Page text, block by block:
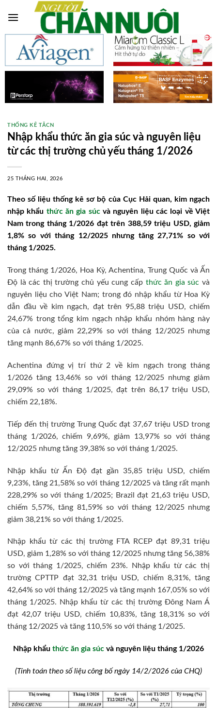
THỐNG KÊ TĂCN
Nhập khẩu thức ăn gia súc và nguyên liệu
từ các thị trường chủ yếu tháng 1/2026
25 THÁNG HAI, 2026
Theo số liệu thống kê sơ bộ của Cục Hải quan, kim ngạch
nhập khẩu thức ăn gia súcvà nguyên liệu các loại về Việt
Nam trong tháng 1/2026 đạt trên 388,59 triệu USD, giảm
1,8% so với tháng 12/2025 nhưng tăng 27,71% so với
tháng 1/2025.
Trong tháng 1/2026, Hoa Kỳ, Achentina, Trung Quốc và Ấn
Độ là các thị trường chủ yếu cung cấp thức ăn gia súc và
nguyên liệu cho Việt Nam; trong đó nhập khẩu từ Hoa Kỳ
dẫn đầu về kim ngạch, đạt trên 95,88 triệu USD, chiếm
24,67% trong tổng kim ngạch nhập khẩu nhóm hàng này
của cả nước, giảm 22,29% so với tháng 12/2025 nhưng
tăng mạnh 86,67% so với tháng 1/2025.
Achentina đứng vị trí thứ 2 về kim ngạch trong tháng
1/2026 tăng 13,46% so với tháng 12/2025 nhưng giảm
29,09% so với tháng 1/2025, đạt trên 86,17 triệu USD,
chiếm 22,18%.
Tiếp đến thị trường Trung Quốc đạt 37,67 triệu USD trong
tháng 1/2026, chiếm 9,69%, giảm 13,97% so với tháng
12/2025 nhưng tăng 39,38% so với tháng 1/2025.
Nhập khẩu từ Ấn Độ đạt gần 35,85 triệu USD, chiếm
9,23%, tăng 21,58% so với tháng 12/2025 và tăng rất mạnh
228,29% so với tháng 1/2025; Brazil đạt 21,63 triệu USD,
chiếm 5,57%, tăng 81,59% so với tháng 12/2025 nhưng
giảm 38,21% so với tháng 1/2025.
Nhập khẩu từ các thị trường FTA RCEP đạt 89,31 triệu
USD, giảm 1,28% so với tháng 12/2025 nhưng tăng 56,38%
so với tháng 1/2025, chiếm 23%. Nhập khẩu từ các thị
trường CPTTP đạt 32,31 triệu USD, chiếm 8,31%, tăng
42,64% so với tháng 12/2025 và tăng mạnh 167,05% so với
tháng 1/2025. Nhập khẩu từ các thị trường Đông Nam Á
đạt 42,07 triệu USD, chiếm 10,83%, tăng 18,31% so với
tháng 12/2025 và tăng 110,5% so với tháng 1/2025.
Nhập khẩu thức ăn gia súc và nguyên liệu tháng 1/2026
(Tính toán theo số liệu công bố ngày 14/2/2026 của CHQ)